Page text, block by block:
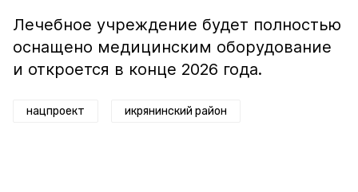
Лечебное учреждение будет полностью
оснащено медицинским оборудование
и откроется в конце 2026 года.
нацпроект икрянинский район